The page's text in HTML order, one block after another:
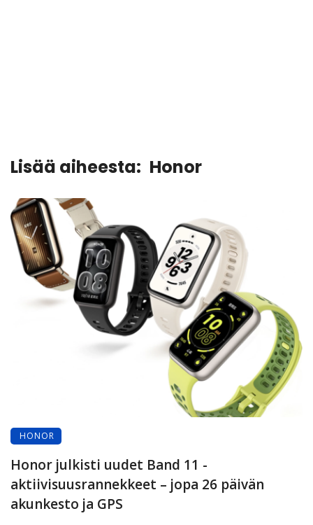
Lisää aiheesta: Honor
HONOR
Honor julkisti uudet Band 11 -
aktiivisuusrannekkeet – jopa 26 päivän
akunkesto ja GPS